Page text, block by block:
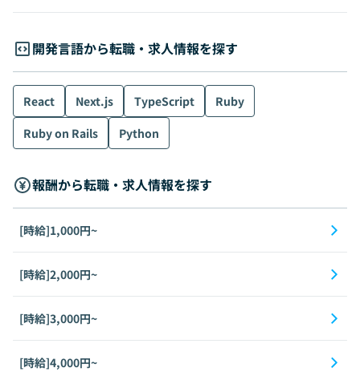
開発言語から転職・求人情報を探す
React Next.js TypeScript
Ruby
Ruby on Rails
Python
報酬から転職・求人情報を探す
[時給]1,000円~
[時給]2,000円~
[時給]3,000円~
[時給]4,000円~